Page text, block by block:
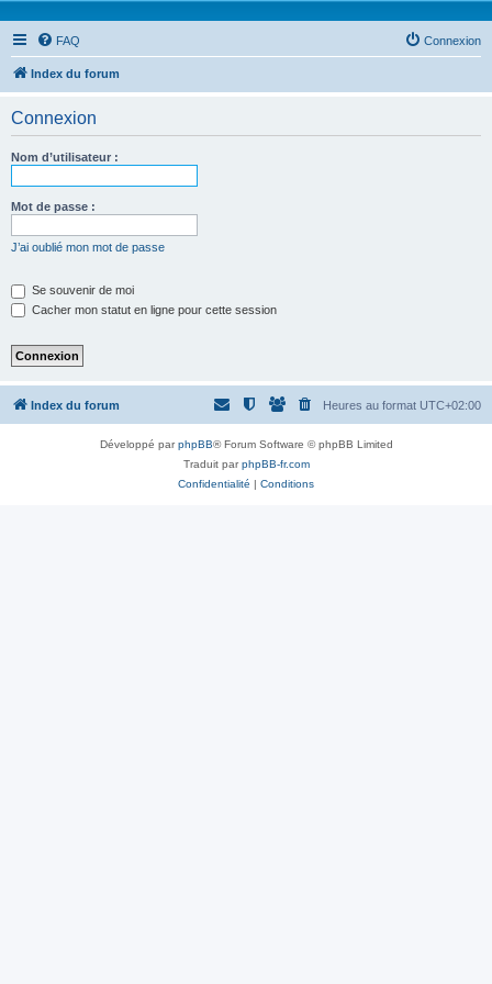
FAQ Connexion
Index du forum
Connexion
Nom d’utilisateur :
Mot de passe :
J’ai oublié mon mot de passe
Se souvenir de moi
Cacher mon statut en ligne pour cette session
Index du forum Heures au format UTC+02:00
Développé parphpBB® Forum Software © phpBB Limited
Traduit parphpBB-fr.com
Confidentialité | Conditions